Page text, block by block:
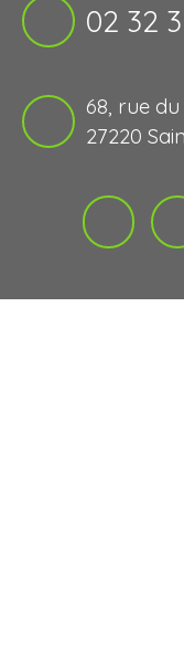
02 32
68, rue
27220